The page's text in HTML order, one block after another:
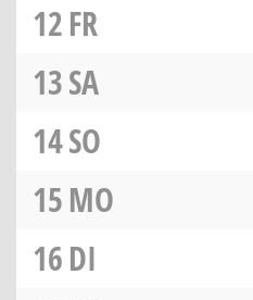
12FR
13SA
14SO
15MO
16DI